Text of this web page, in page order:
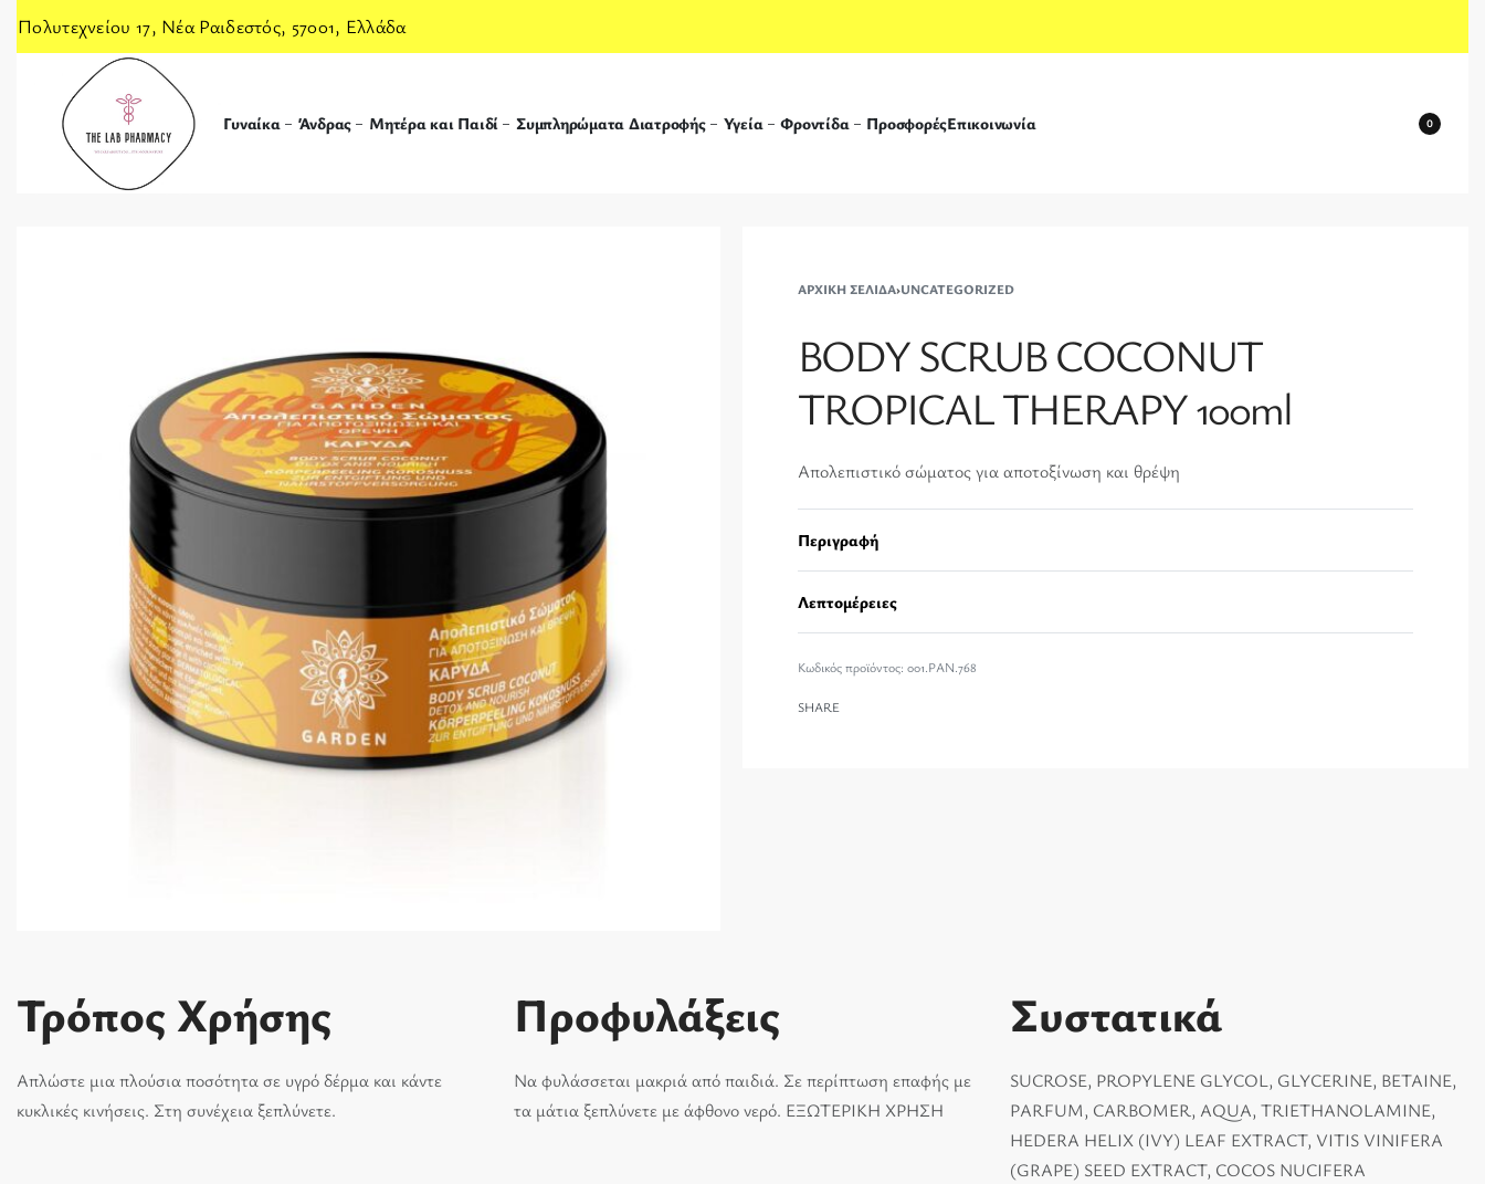
Πολυτεχνείου 17, Νέα Ραιδεστός, 57001, Ελλάδα
Γυναίκα Άνδρας Μητέρα και Παιδί Συμπληρώματα Διατροφής Υγεία Φροντίδα ΠροσφορέςΕπικοινωνία 0
ΑΡΧΙΚΉ ΣΕΛΊΔΑ›UNCATEGORIZED
BODY SCRUB COCONUT
TROPICAL THERAPY 100ml
Απολεπιστικό σώματος για αποτοξίνωση και θρέψη
Περιγραφή
Λεπτομέρειες
001.PAN.768
SHARE
Τρόπος Χρήσης
Απλώστε µια πλούσια ποσότητα σε υγρό δέρµα και κάντε
κυκλικές κινήσεις. Στη συνέχεια ξεπλύνετε.
Προφυλάξεις
Να φυλάσσεται µακριά από παιδιά. Σε περίπτωση επαφής µε
τα µάτια ξεπλύνετε µε άφθονο νερό. ΕΞΩΤΕΡΙΚΗ ΧΡΗΣΗ
Συστατικά
SUCROSE, PROPYLENE GLYCOL, GLYCERINE, BETAINE,
PARFUM, CARBOMER, AQUA, TRIETHANOLAMINE,
HEDERA HELIX (IVY) LEAF EXTRACT, VITIS VINIFERA
(GRAPE) SEED EXTRACT, COCOS NUCIFERA